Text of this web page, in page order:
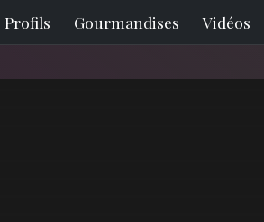
Profils Gourmandises Vidéos